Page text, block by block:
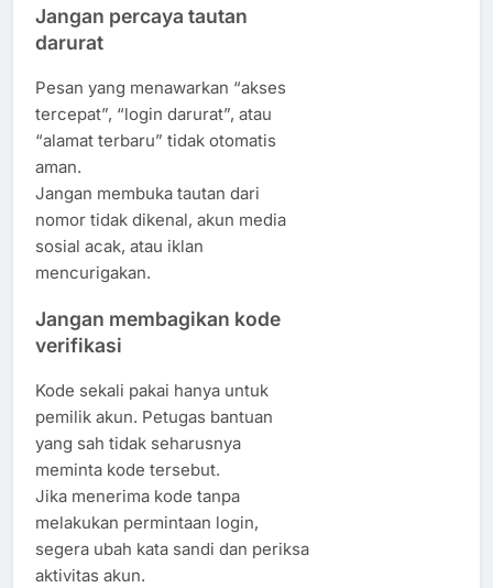
Jangan percaya tautan
darurat
Pesan yang menawarkan “akses
tercepat”, “login darurat”, atau
“alamat terbaru” tidak otomatis
aman.
Jangan membuka tautan dari
nomor tidak dikenal, akun media
sosial acak, atau iklan
mencurigakan.
Jangan membagikan kode
verifikasi
Kode sekali pakai hanya untuk
pemilik akun. Petugas bantuan
yang sah tidak seharusnya
meminta kode tersebut.
Jika menerima kode tanpa
melakukan permintaan login,
segera ubah kata sandi dan periksa
aktivitas akun.